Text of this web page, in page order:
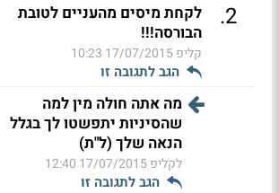
2
.
לקחת מיסים מהעניים לטובת
הבורסה!!!
קליפ17/07/2015 10:23
הגב לתגובה זו
מה אתה חולה מין למה
שהסיניות יתפשטו לך בגלל
הנאה שלך (ל"ת)
לקליפ17/07/2015 12:40
הגב לתגובה זו